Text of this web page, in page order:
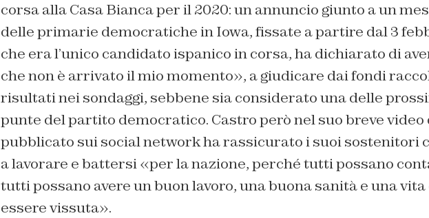
corsa alla Casa Bianca per il 2020: un annuncio giunto a un
delle primarie democratiche in Iowa, fissate a partire dal 3
che era l’unico candidato ispanico in corsa, ha dichiarato di
che non è arrivato il mio momento», a giudicare dai fondi
risultati nei sondaggi, sebbene sia considerato una delle
punte del partito democratico. Castro però nel suo breve video
pubblicato sui social network ha rassicurato i suoi sostenitori
a lavorare e battersi «per la nazione, perché tutti possano
tutti possano avere un buon lavoro, una buona sanità e una vita
essere vissuta».